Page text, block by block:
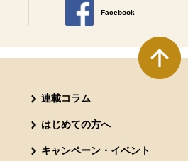
で開きます。
Facebook
別のウィンドウで開きます
連載コラム
はじめての方へ
キャンペーン・イベント